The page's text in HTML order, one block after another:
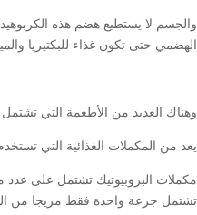
والجسم لا يستطيع هضم هذه
الهضمي حتى تكون غذاء للبكتيريا
وهناك العديد من الأطعمة التي
يعد من المكملات الغذائية التي
مكملات البروبيوتيك تشتمل على عدد
تشتمل جرعة واحدة فقط مزيجا من